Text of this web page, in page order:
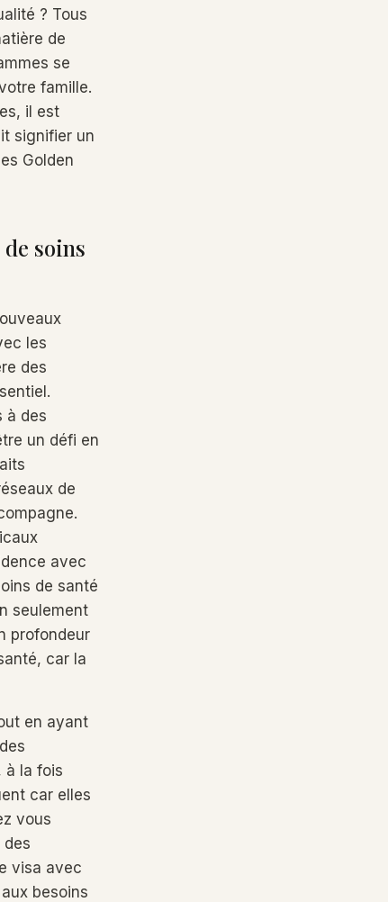
? Tous
de
se
famille.
il est
signifier un
Golden
soins
les
des
à des
un défi en
de
avec
de santé
seulement
profondeur
car la
en ayant
à la fois
car elles
vous
des
visa avec
besoins